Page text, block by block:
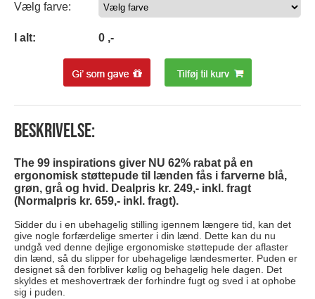
Vælg farve:
I alt: 0 ,-
Beskrivelse:
The 99 inspirations giver NU 62% rabat på en
ergonomisk støttepude til lænden fås i farverne blå,
grøn, grå og hvid. Dealpris kr. 249,- inkl. fragt
(Normalpris kr. 659,- inkl. fragt).
Sidder du i en ubehagelig stilling igennem længere tid, kan det
give nogle forfærdelige smerter i din lænd. Dette kan du nu
undgå ved denne dejlige ergonomiske støttepude der aflaster
din lænd, så du slipper for ubehagelige lændesmerter. Puden er
designet så den forbliver kølig og behagelig hele dagen. Det
skyldes et meshovertræk der forhindre fugt og sved i at ophobe
sig i puden.